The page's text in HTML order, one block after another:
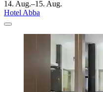
14. Aug.–15. Aug.
Hotel Abba